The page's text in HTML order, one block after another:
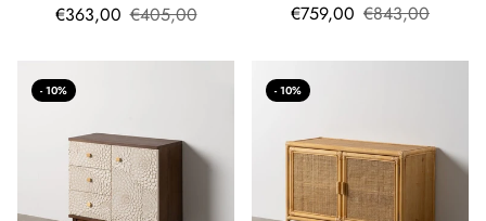
€363,00 €405,00 €759,00 €843,00
- 10% - 10%